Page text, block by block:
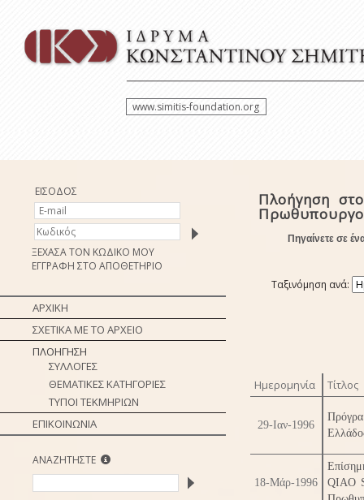
www.simitis-foundation.org
ΕΙΣΟΔΟΣ
ΞΕΧΑΣΑ ΤΟΝ ΚΩΔΙΚΟ ΜΟΥ
ΕΓΓΡΑΦΗ ΣΤΟ ΑΠΟΘΕΤΗΡΙΟ
ΑΡΧΙΚΗ
ΣΧΕΤΙΚΑ ΜΕ ΤΟ ΑΡΧΕΙΟ
ΠΛΟΗΓΗΣΗ
ΣΥΛΛΟΓΕΣ
ΘΕΜΑΤΙΚΕΣ ΚΑΤΗΓΟΡΙΕΣ
ΤΥΠΟΙ ΤΕΚΜΗΡΙΩΝ
ΕΠΙΚΟΙΝΩΝΙΑ
ΑΝΑΖΗΤΗΣΤΕ
Πλοήγηση
Πηγαίνετε σε
Ταξινόμηση ανά:
Ημερομηνία Τίτλος
29-Ιαν-1996
18-Μάρ-1996
QIAO